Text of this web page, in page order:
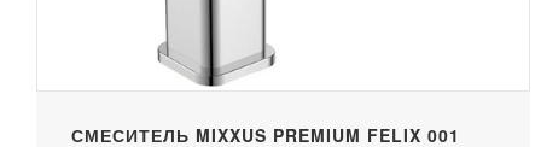
СМЕСИТЕЛЬ MIXXUS PREMIUM FELIX 001